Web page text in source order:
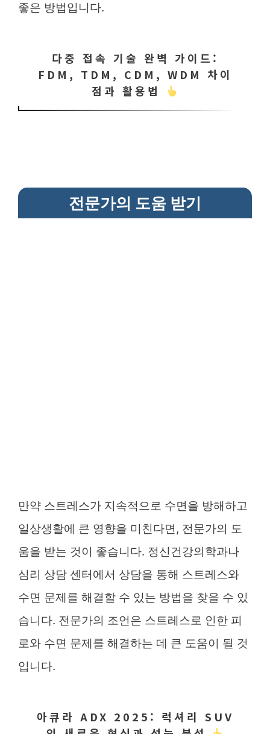
좋은 방법입니다.
다중 접속 기술 완벽 가이드:
FDM, TDM, CDM, WDM 차이
점과 활용법
전문가의 도움 받기
만약 스트레스가 지속적으로 수면을 방해하고
일상생활에 큰 영향을 미친다면, 전문가의 도
움을 받는 것이 좋습니다. 정신건강의학과나
심리 상담 센터에서 상담을 통해 스트레스와
수면 문제를 해결할 수 있는 방법을 찾을 수 있
습니다. 전문가의 조언은 스트레스로 인한 피
로와 수면 문제를 해결하는 데 큰 도움이 될 것
입니다.
아큐라 ADX 2025: 럭셔리 SUV